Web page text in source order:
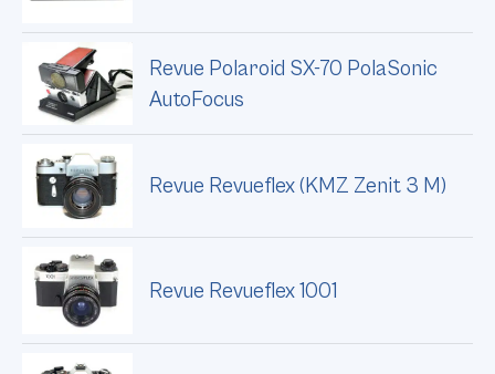
Revue Polaroid SX-70 PolaSonic
AutoFocus
Revue Revueflex (KMZ Zenit 3 M)
Revue Revueflex 1001